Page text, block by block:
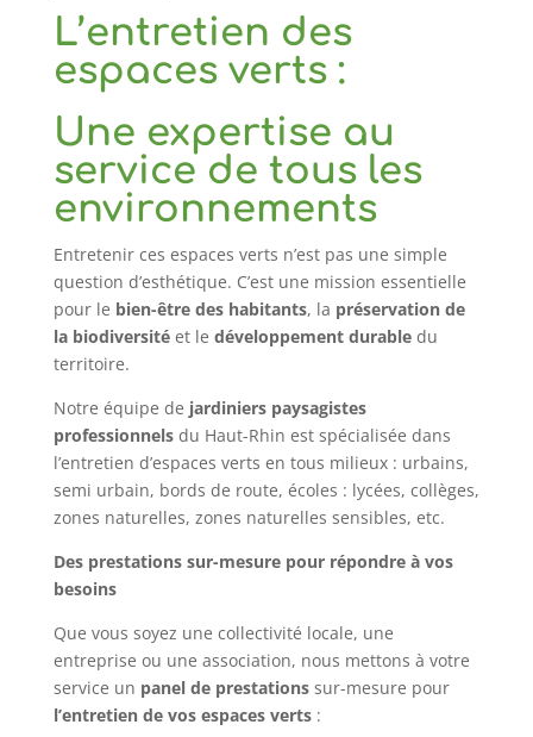
L’entretien des
espaces verts :
Une expertise au
service de tous les
environnements
Entretenir ces espaces verts n’est pas une simple
question d’esthétique. C’est une mission essentielle
pour le bien-être des habitants, la préservation de
la biodiversitéet le développement durabledu
territoire.
Notre équipe de jardiniers paysagistes
professionnelsdu Haut-Rhin est spécialisée dans
l’entretien d’espaces verts en tous milieux : urbains,
semi urbain, bords de route, écoles : lycées, collèges,
zones naturelles, zones naturelles sensibles, etc.
Des prestations sur-mesure pour répondre à vos
besoins
Que vous soyez une collectivité locale, une
entreprise ou une association, nous mettons à votre
service un panel de prestationssur-mesure pour
l’entretien de vos espaces verts: